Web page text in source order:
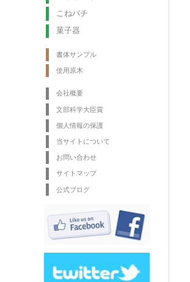
こねバチ
菓子器
書体サンプル
使用原木
会社概要
文部科学大臣賞
個人情報の保護
当サイトについて
お問い合わせ
サイトマップ
公式ブログ